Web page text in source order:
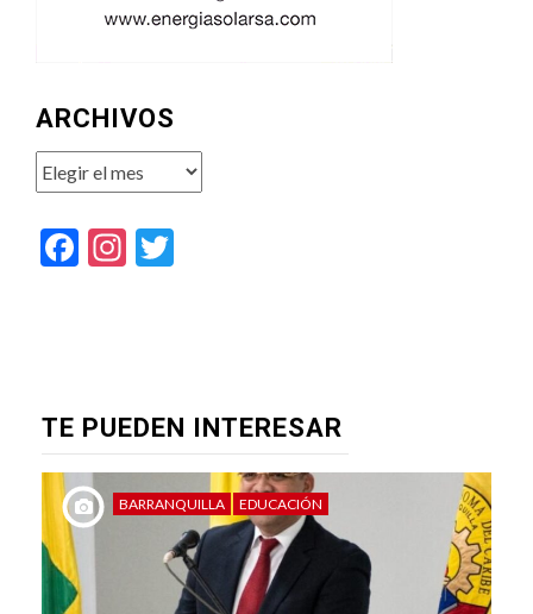
ARCHIVOS
Archivos
Facebook
Instagram
TE PUEDEN INTERESAR
BARRANQUILLA EDUCACIÓN